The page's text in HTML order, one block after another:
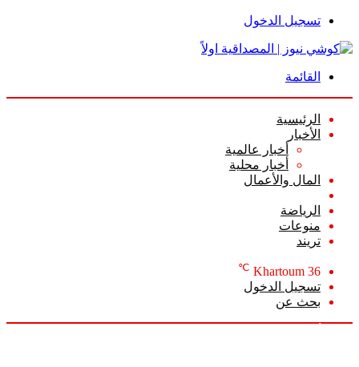
تسجيل الدخول
القائمة
الرئيسية
الأخبار
أخبار عالمية
أخبار محلية
المال والأعمال
الرياضة
منوعات
تريند
Khartoum 36
℃
تسجيل الدخول
بحث عن